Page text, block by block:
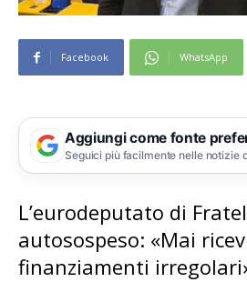
Facebook WhatsApp
Aggiungi come fonte
Seguici più facilmente nelle notizie
L’eurodeputato di
autosospeso: «Mai
finanziamenti